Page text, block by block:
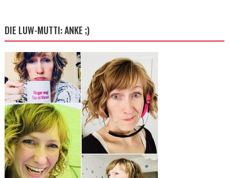
DIE LUW-MUTTI: ANKE ;)